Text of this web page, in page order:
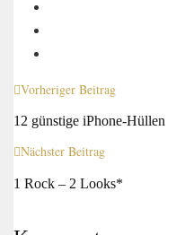
Vorheriger Beitrag
12 günstige iPhone-Hüllen
Nächster Beitrag
1 Rock – 2 Looks*